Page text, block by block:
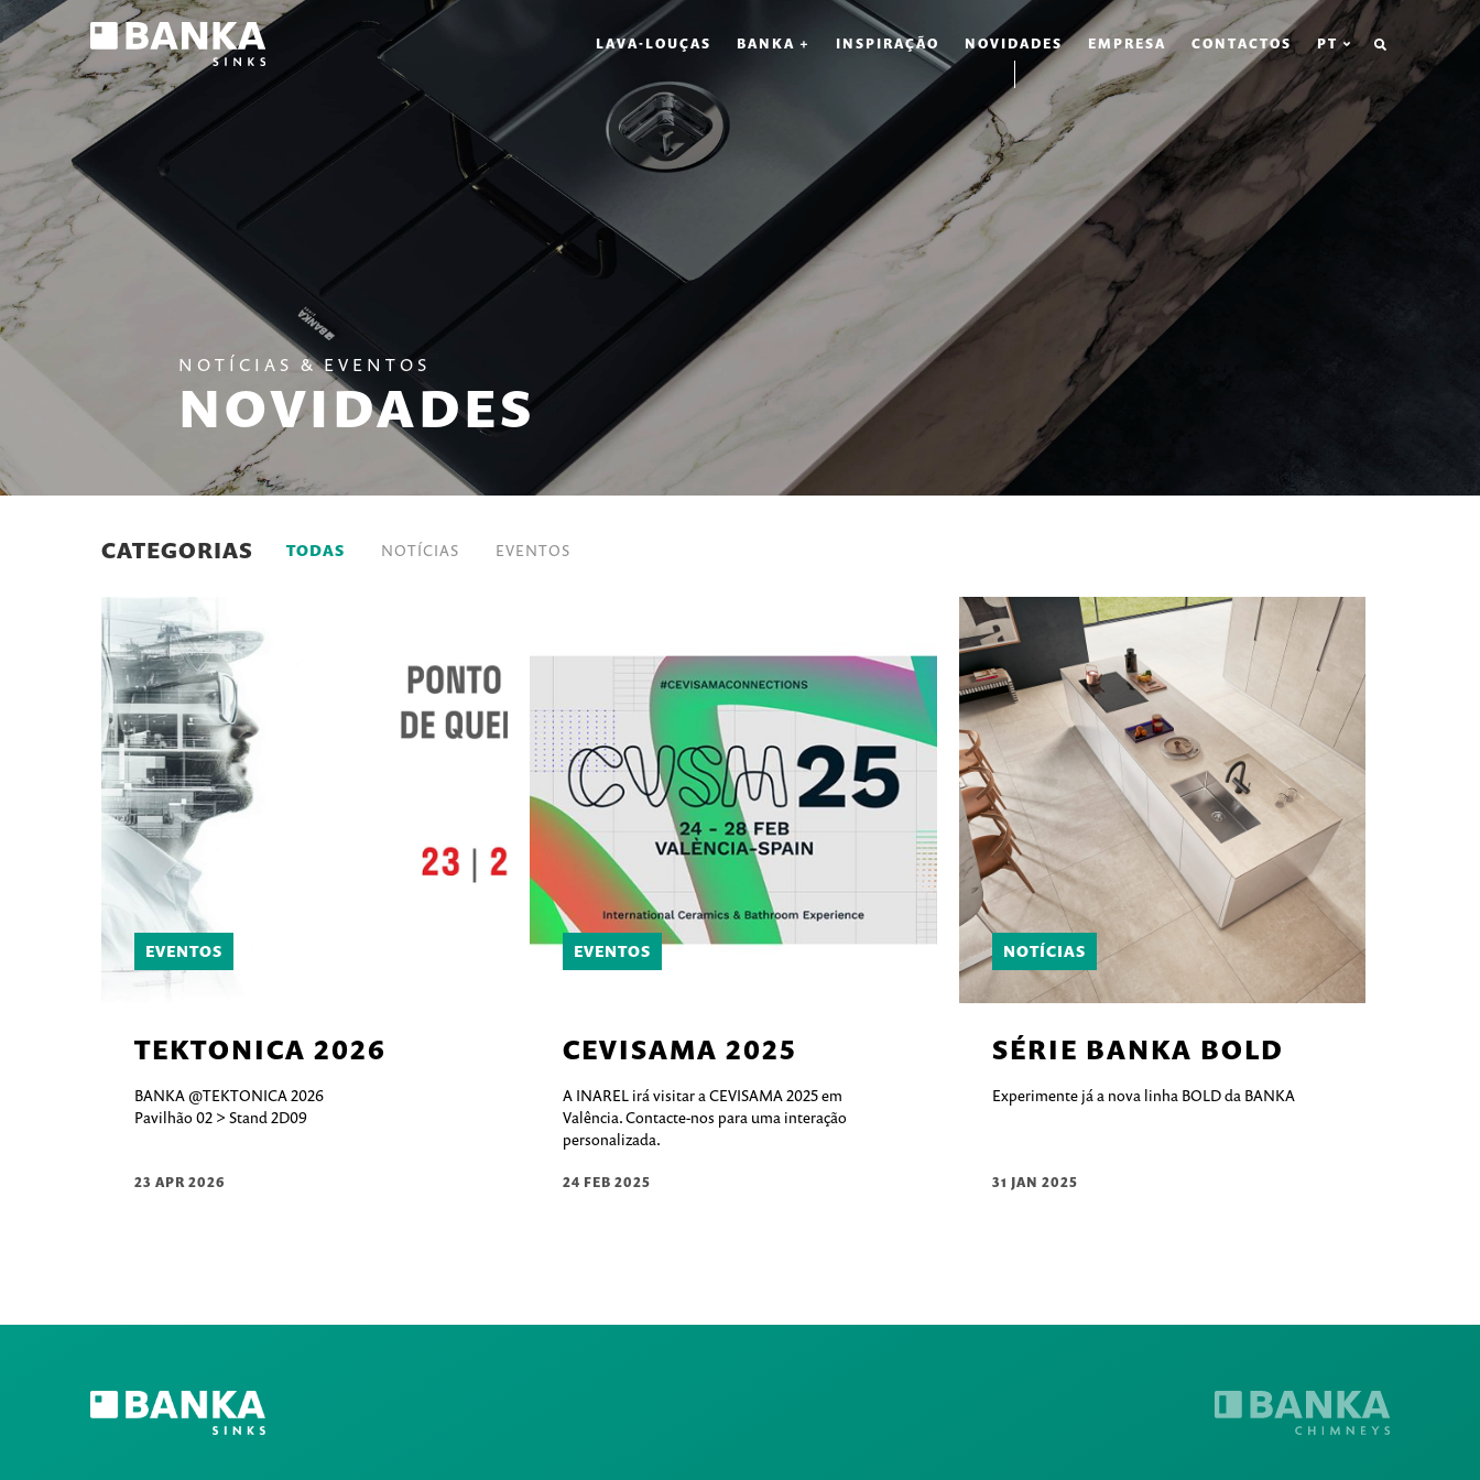
LAVA-LOUÇAS BANKA + INSPIRAÇÃO NOVIDADES EMPRESA CONTACTOS PT
PESQUISAR
NOTÍCIAS & EVENTOS
NOVIDADES
CATEGORIAS TODAS NOTÍCIAS EVENTOS
EVENTOS
TEKTONICA 2026
BANKA @TEKTONICA 2026
Pavilhão 02 > Stand 2D09
23 APR 2026
EVENTOS
CEVISAMA 2025
A INAREL irá visitar a CEVISAMA 2025 em
Valência. Contacte-nos para uma interação
personalizada.
24 FEB 2025
NOTÍCIAS
SÉRIE BANKA BOLD
Experimente já a nova linha BOLD da BANKA
31 JAN 2025